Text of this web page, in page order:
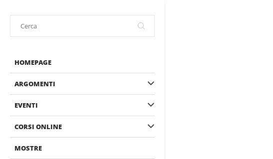
HOMEPAGE
ARGOMENTI
EVENTI
CORSI ONLINE
MOSTRE